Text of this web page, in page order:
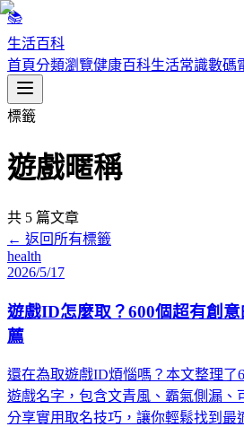
📚
生活百科
首頁分類瀏覽健康百科生活常識數碼
標籤
遊戲暱稱
共 5 篇文章
← 返回所有標籤
health
2026/5/17
遊戲ID怎麼取？600個超有創
薦
還在為取遊戲ID煩惱嗎？本文整理了
遊戲名字，包含文青風、霸氣側漏、
分享實用取名技巧，讓你輕鬆找到最